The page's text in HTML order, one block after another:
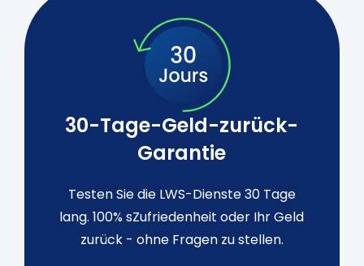
30-Tage-Geld-zurück-
Garantie
Testen Sie die LWS-Dienste 30 Tage
lang. 100% sZufriedenheit oder Ihr Geld
zurück - ohne Fragen zu stellen.